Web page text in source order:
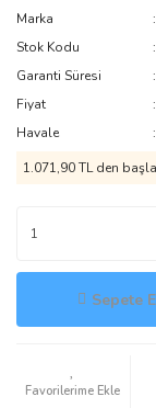
Marka
Stok Kodu
Garanti Süresi
Fiyat
Havale
1.071,90 TL den
Sepete